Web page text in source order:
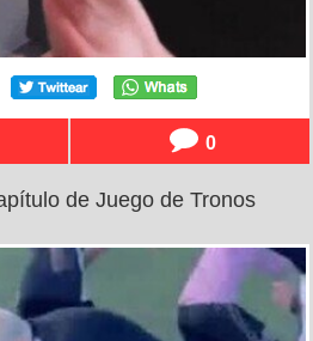
0
de Juego de Tronos